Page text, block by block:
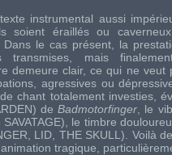
instrumental aussi
soient éraillés ou
le cas présent, la
mais
demeure clair, ce qui ne veut
agressives ou
chant totalement investies,
) deBadmotorfinger , le
SAVATAGE), le timbre
LID THE SKULL ). Voilà
tragique,